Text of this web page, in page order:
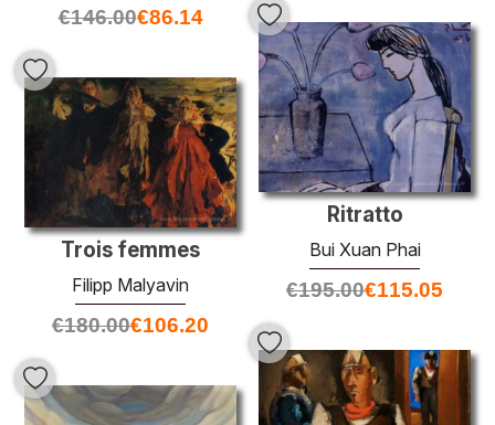
€146.00€86.14
Ritratto
Bui Xuan Phai
€195.00€115.05
Trois femmes
Filipp Malyavin
€180.00€106.20